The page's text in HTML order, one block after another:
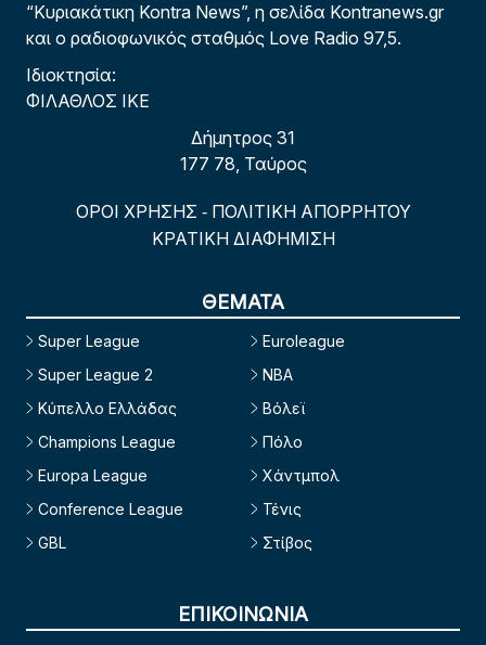
“Κυριακάτικη Kontra News”, η σελίδα Kontranews.gr
και ο ραδιοφωνικός σταθμός Love Radio 97,5.
Ιδιοκτησία:
ΦΙΛΑΘΛΟΣ ΙΚΕ
Δήμητρος 31
177 78, Ταύρος
ΟΡΟΙ ΧΡΗΣΗΣ - ΠΟΛΙΤΙΚΗ ΑΠΟΡΡΗΤΟΥ
ΚΡΑΤΙΚΗ ΔΙΑΦΗΜΙΣΗ
ΘΕΜΑΤΑ
Super League
Super League 2
Κύπελλο Ελλάδας
Champions League
Europa League
Conference League
GBL
Euroleague
NBA
Βόλεϊ
Πόλο
Χάντμπολ
Τένις
Στίβος
ΕΠΙΚΟΙΝΩΝΙΑ